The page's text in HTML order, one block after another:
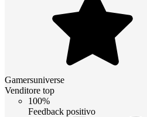
Gamersuniverse
Venditore top
100%
Feedback positivo